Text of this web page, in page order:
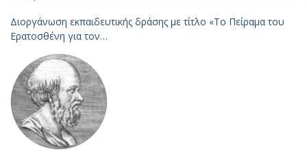
Διοργάνωση εκπαιδευτικής δράσης με τίτλο «Το Πείραμα του
Ερατοσθένη για τον